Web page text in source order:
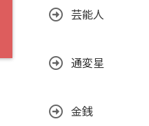
芸能人
通変星
金銭